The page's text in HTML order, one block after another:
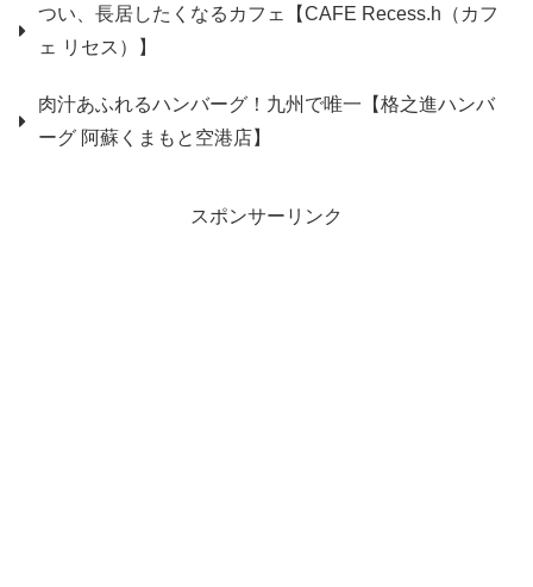
つい、長居したくなるカフェ【CAFE Recess.h（カフ
ェ リセス）】
肉汁あふれるハンバーグ！九州で唯一【格之進ハンバ
ーグ 阿蘇くまもと空港店】
スポンサーリンク